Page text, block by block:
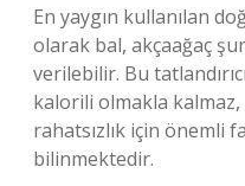
En yaygın kullanılan
olarak bal, akçaağaç
verilebilir. Bu
kalorili olmakla kalmaz,
rahatsızlık için önemli
bilinmektedir.